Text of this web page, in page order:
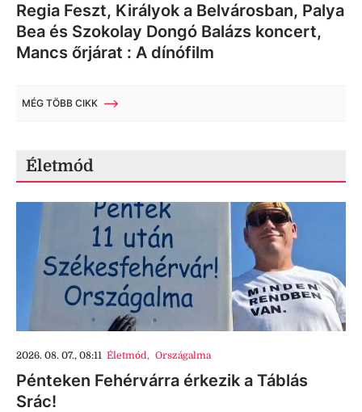
Regia Feszt, Királyok a Belvárosban, Palya
Bea és Szokolay Dongó Balázs koncert,
Mancs őrjárat : A dínófilm
MÉG TÖBB CIKK
Életmód
2026. 08. 07., 08:11 Életmód, Országalma
Pénteken Fehérvárra érkezik a Táblás
Srác!